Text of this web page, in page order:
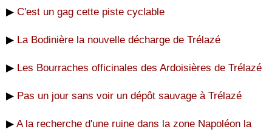
▶ C'est un gag cette piste cyclable
▶ La Bodinière la nouvelle décharge de Trélazé
▶ Les Bourraches officinales des Ardoisières de Trélazé
▶ Pas un jour sans voir un dépôt sauvage à Trélazé
▶ A la recherche d'une ruine dans la zone Napoléon la